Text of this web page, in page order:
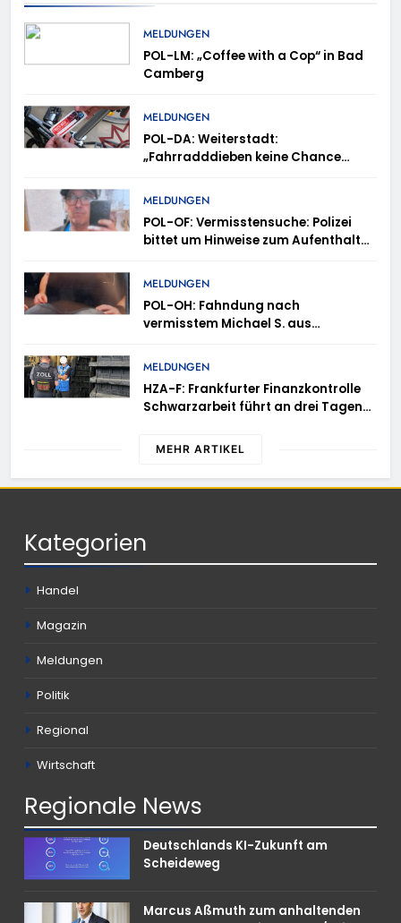
MELDUNGEN
POL-LM: „Coffee with a Cop“ in Bad
Camberg
MELDUNGEN
POL-DA: Weiterstadt:
„Fahrradddieben keine Chance
Anmeldung erforderlich
MELDUNGEN
POL-OF: Vermisstensuche: Polizei
bittet um Hinweise zum Aufenthalt
MELDUNGEN
POL-OH: Fahndung nach
vermisstem Michael S. aus
MELDUNGEN
HZA-F: Frankfurter Finanzkontrolle
Schwarzarbeit führt an drei Tagen
Sicherheitsgewerbe durch
MEHR ARTIKEL
Kategorien
Handel
Magazin
Meldungen
Politik
Regional
Wirtschaft
Regionale News
Deutschlands KI-Zukunft am
Scheideweg
Marcus Aßmuth zum anhaltenden